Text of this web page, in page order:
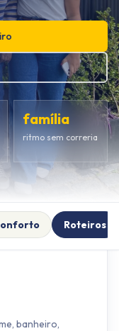
família
ritmo sem correria
Roteiros
banheiro,